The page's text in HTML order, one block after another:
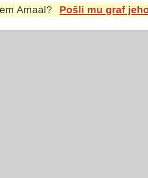
Amaal? Pošli mu graf